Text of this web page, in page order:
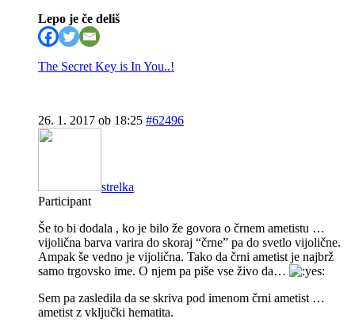
Lepo je če deliš
The Secret Key is In You..!
26. 1. 2017 ob 18:25 #62496
strelka
Participant
Še to bi dodala , ko je bilo že govora o črnem ametistu …
vijolična barva varira do skoraj “črne” pa do svetlo vijolične.
Ampak še vedno je vijolična. Tako da črni ametist je najbrž
samo trgovsko ime. O njem pa piše vse živo da…
Sem pa zasledila da se skriva pod imenom črni ametist …
ametist z vključki hematita.